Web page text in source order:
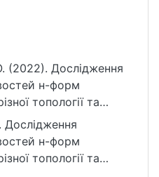
(2022). Дослідження
н-форм
топології та
ацеталей зі
[Бакалаврська
Шевченка].
н-форм
топології та